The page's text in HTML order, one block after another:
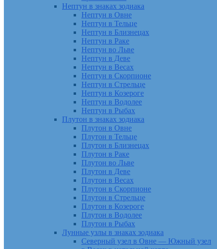
Нептун в знаках зодиака
Нептун в Овне
Нептун в Тельце
Нептун в Близнецах
Нептун в Раке
Нептун во Льве
Нептун в Деве
Нептун в Весах
Нептун в Скорпионе
Нептун в Стрельце
Нептун в Козероге
Нептун в Водолее
Нептун в Рыбах
Плутон в знаках зодиака
Плутон в Овне
Плутон в Тельце
Плутон в Близнецах
Плутон в Раке
Плутон во Льве
Плутон в Деве
Плутон в Весах
Плутон в Скорпионе
Плутон в Стрельце
Плутон в Козероге
Плутон в Водолее
Плутон в Рыбах
Лунные узлы в знаках зодиака
Северный узел в Овне — Южный узел